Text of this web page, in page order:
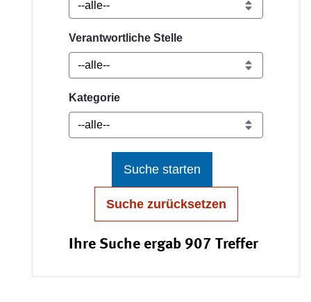
Verantwortliche Stelle
Kategorie
Suche starten
Suche zurücksetzen
Ihre Suche ergab 907 Treffer